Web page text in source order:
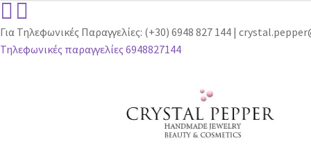
Για Τηλεφωνικές Παραγγελίες: (+30) 6948 827 144 |
Τηλεφωνικές παραγγελίες 6948827144
μετάβαση
σε
περιεχόμενο